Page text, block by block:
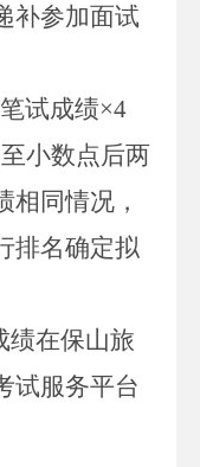
补参加面试
笔试成绩×4
至小数点后两
相同情况，
排名确定拟
绩在保山旅
试服务平台